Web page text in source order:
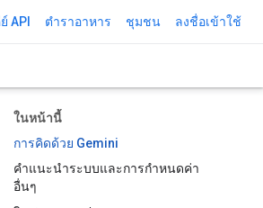
API ตำราอาหาร ชุมชน ลงชื่อเข้าใช้
ในหน้านี้
การคิดด้วย Gemini
คำแนะนำระบบและการกำหนดค่า
อื่นๆ